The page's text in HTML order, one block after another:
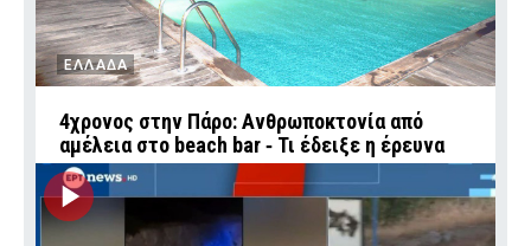
ΕΛΛΑΔΑ
4χρονος στην Πάρο: Ανθρωποκτονία από
αμέλεια στο beach bar ‑ Τι έδειξε η έρευνα